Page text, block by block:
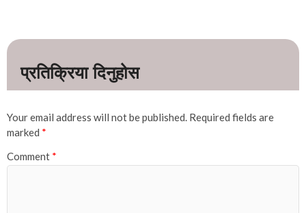
Your email address will not be published. Required fields are
marked *
Comment *